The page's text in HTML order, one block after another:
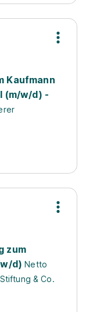
Kaufmann
(m/w/d) -
zum
d) Netto
& Co.